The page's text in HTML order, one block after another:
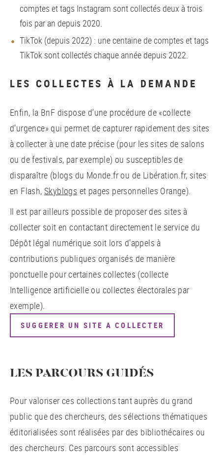
comptes et tags Instagram sont collectés deux à trois
fois par an depuis 2020.
TikTok (depuis 2022) : une centaine de comptes et tags
TikTok sont collectés chaque année depuis 2022.
LES COLLECTES À LA DEMANDE
Enfin, la BnF dispose d’une procédure de «collecte
d’urgence» qui permet de capturer rapidement des sites
à collecter à une date précise (pour les sites de salons
ou de festivals, par exemple) ou susceptibles de
disparaître (blogs du Monde.fr ou de Libération.fr, sites
en Flash, Skyblogs et pages personnelles Orange).
Il est par ailleurs possible de proposer des sites à
collecter soit en contactant directement le service du
Dépôt légal numérique soit lors d’appels à
contributions publiques organisés de manière
ponctuelle pour certaines collectes (collecte
Intelligence artificielle ou collectes électorales par
exemple).
SUGGERER UN SITE A COLLECTER
LES PARCOURS GUIDÉS
Pour valoriser ces collections tant auprès du grand
public que des chercheurs, des sélections thématiques
éditorialisées sont réalisées par des bibliothécaires ou
des chercheurs. Ces parcours sont accessibles